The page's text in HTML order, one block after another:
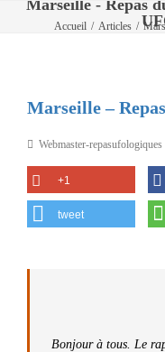
Marseille - Repas
Accueil / Articles /
Marseille –
Webmaster-repasufologiques
+1
tweet
Bonjour à tous. Le